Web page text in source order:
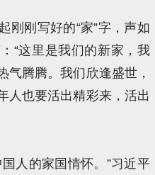
刚刚写好的“家”字，声如
“这里是我们的新家，我
气腾腾。我们欣逢盛世，
人也要活出精彩来，活出
人的家国情怀。”习近平